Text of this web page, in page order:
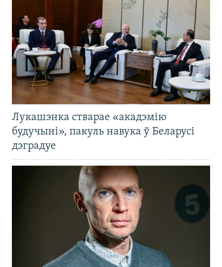
Лукашэнка стварае «акадэмію
будучыні», пакуль навука ў Беларусі
дэградуе